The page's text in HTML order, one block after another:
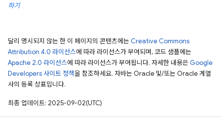
하기
달리 명시되지 않는 한 이 페이지의 콘텐츠에는 Creative Commons
Attribution 4.0 라이선스에 따라 라이선스가 부여되며, 코드 샘플에는
Apache 2.0 라이선스에 따라 라이선스가 부여됩니다. 자세한 내용은 Google
Developers 사이트 정책을 참조하세요. 자바는 Oracle 및/또는 Oracle 계열
사의 등록 상표입니다.
최종 업데이트: 2025-09-02(UTC)